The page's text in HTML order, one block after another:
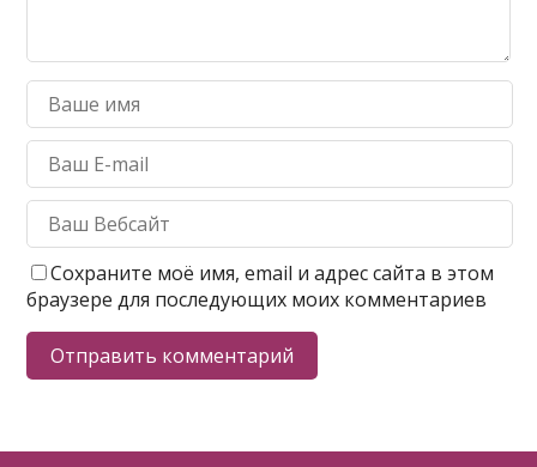
Сохраните моё имя, email и адрес сайта в этом
браузере для последующих моих комментариев